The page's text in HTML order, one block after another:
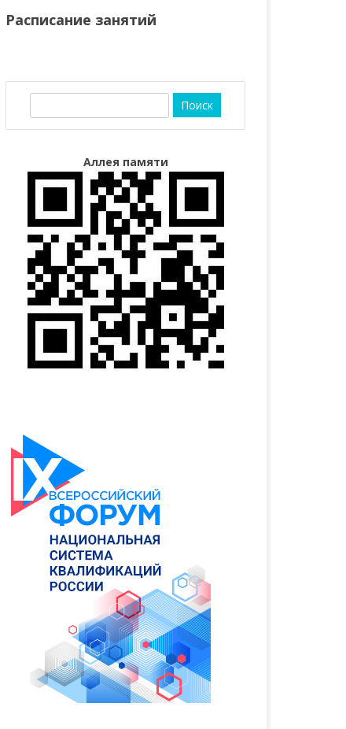
Расписание занятий
Аллея памяти